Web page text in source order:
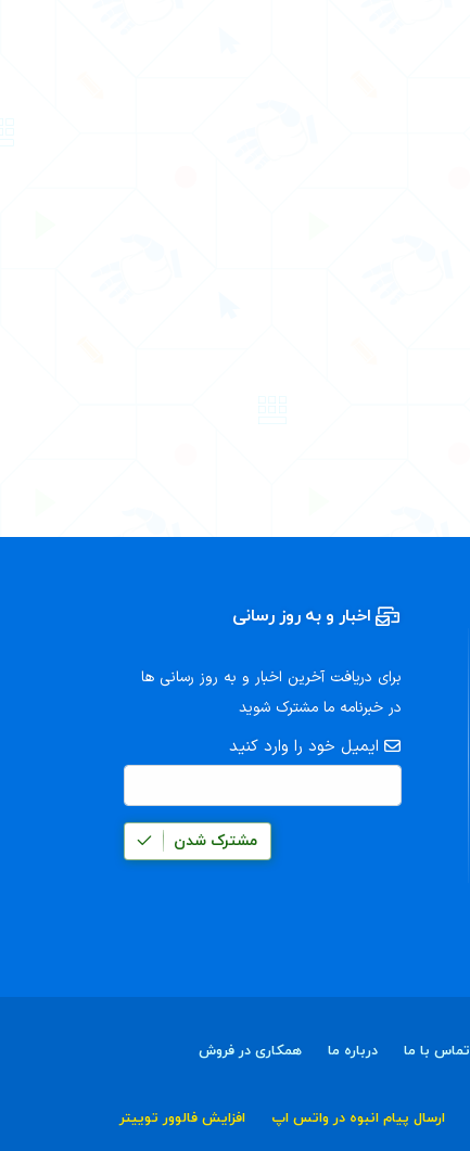
اخبار و به روز رسانی
برای دریافت آخرین اخبار و به روز رسانی ها
در خبرنامه ما مشترک شوید
ایمیل خود را وارد کنید
مشترک شدن
تماس با ما درباره ما همکاری در فروش
ارسال پیام انبوه در واتس اپ افزایش فالوور توییتر